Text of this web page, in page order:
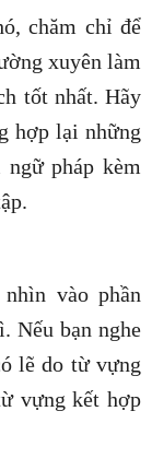
chăm chỉ để
xuyên làm
tốt nhất. Hãy
hợp lại những
pháp kèm
vào phần
Nếu bạn nghe
lẽ do từ vựng
vựng kết hợp